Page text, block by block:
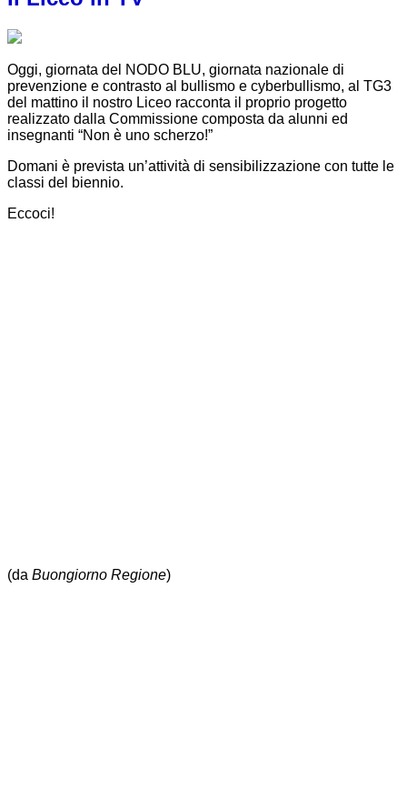
Oggi, giornata del NODO BLU, giornata nazionale di
prevenzione e contrasto al bullismo e cyberbullismo, al TG3
del mattino il nostro Liceo racconta il proprio progetto
realizzato dalla Commissione composta da alunni ed
insegnanti “Non è uno scherzo!”
Domani è prevista un’attività di sensibilizzazione con tutte le
classi del biennio.
Eccoci!
(da Buongiorno Regione)